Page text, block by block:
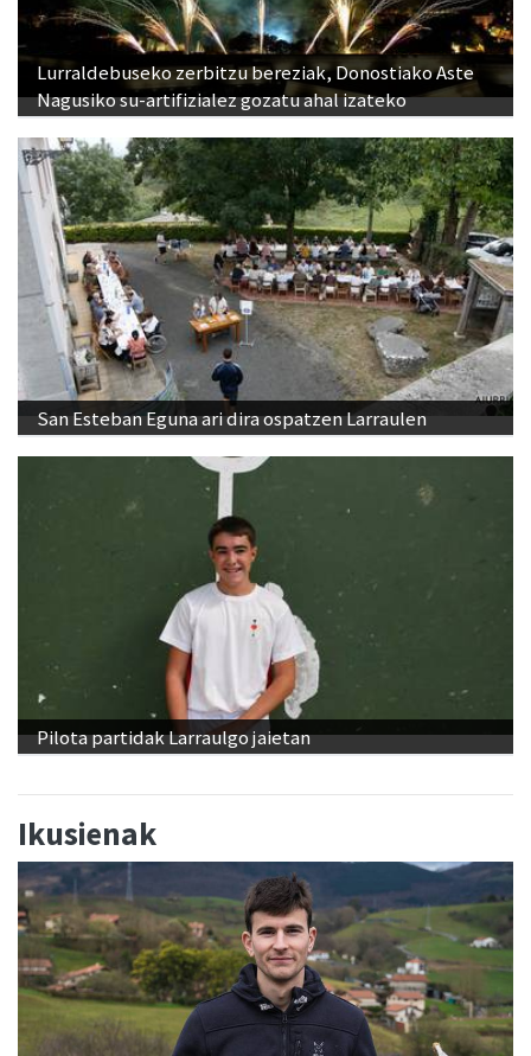
Lurraldebuseko zerbitzu bereziak, Donostiako Aste
Nagusiko su-artifizialez gozatu ahal izateko
San Esteban Eguna ari dira ospatzen Larraulen
Pilota partidak Larraulgo jaietan
Ikusienak